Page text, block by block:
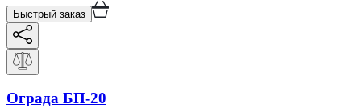
Быстрый заказ
Ограда БП-20